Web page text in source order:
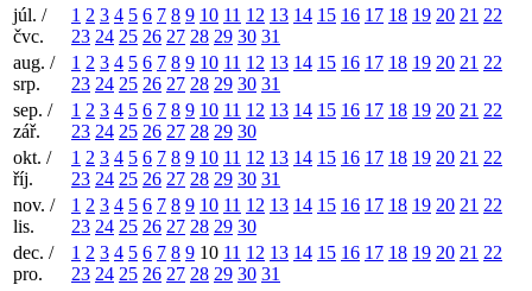
júl. /
čvc.
1 2 3 4 5 6 7 8 9 10 11 12 13 14 15 16 17 18 19 20 21 22
23 24 25 26 27 28 29 30 31
aug. /
srp.
1 2 3 4 5 6 7 8 9 10 11 12 13 14 15 16 17 18 19 20 21 22
23 24 25 26 27 28 29 30 31
sep. /
zář.
1 2 3 4 5 6 7 8 9 10 11 12 13 14 15 16 17 18 19 20 21 22
23 24 25 26 27 28 29 30
okt. /
říj.
1 2 3 4 5 6 7 8 9 10 11 12 13 14 15 16 17 18 19 20 21 22
23 24 25 26 27 28 29 30 31
nov. /
lis.
1 2 3 4 5 6 7 8 9 10 11 12 13 14 15 16 17 18 19 20 21 22
23 24 25 26 27 28 29 30
dec. /
pro.
1 2 3 4 5 6 7 8 9 10 11 12 13 14 15 16 17 18 19 20 21 22
23 24 25 26 27 28 29 30 31